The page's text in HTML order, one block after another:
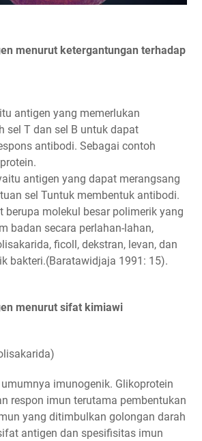
menurut ketergantungan terhadap
antigen yang memerlukan
sel T dan sel B untuk dapat
antibodi. Sebagai contoh
antigen yang dapat merangsang
sel Tuntuk membentuk antibodi.
berupa molekul besar polimerik yang
badan secara perlahan-lahan,
ficoll, dekstran, levan, dan
bakteri.(Baratawidjaja 1991: 15).
menurut sifat kimiawi
imunogenik. Glikoprotein
respon imun terutama pembentukan
yang ditimbulkan golongan darah
antigen dan spesifisitas imun